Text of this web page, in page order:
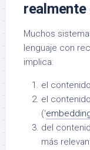
Muchos
lenguaje con
implica:
el
el
(‘
del
más